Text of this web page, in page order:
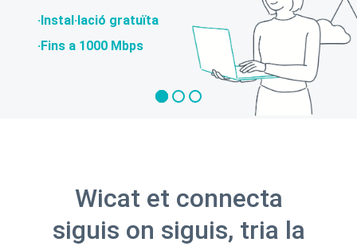
·Instal·lació gratuïta
·Fins a 1000 Mbps
Wicat et connecta
siguis on siguis, tria la